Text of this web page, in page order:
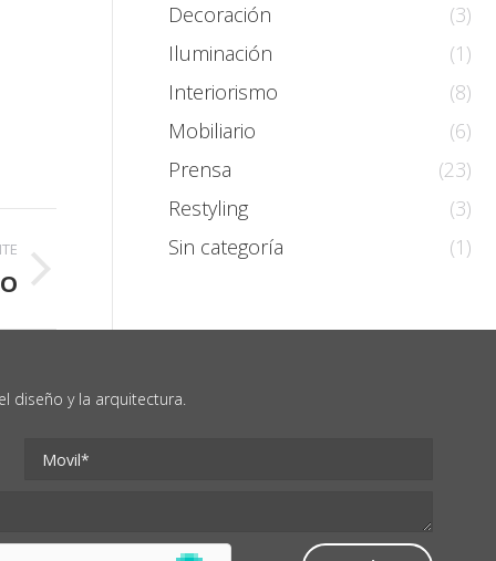
Decoración
(3)
Iluminación
(1)
Interiorismo
(8)
Mobiliario
(6)
Prensa
(23)
Restyling
(3)
Sin categoría
(1)
diseño y la arquitectura.